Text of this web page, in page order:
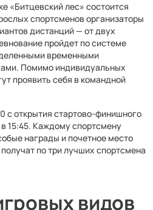
«Битцевский лес» состоится
спортсменов организаторы
дистанций — от двух
пройдет по системе
временными
Помимо индивидуальных
проявить себя в командной
с открытия стартово-финишного
15:45. Каждому спортсмену
награды и почетное место
по три лучших спортсмена
видов